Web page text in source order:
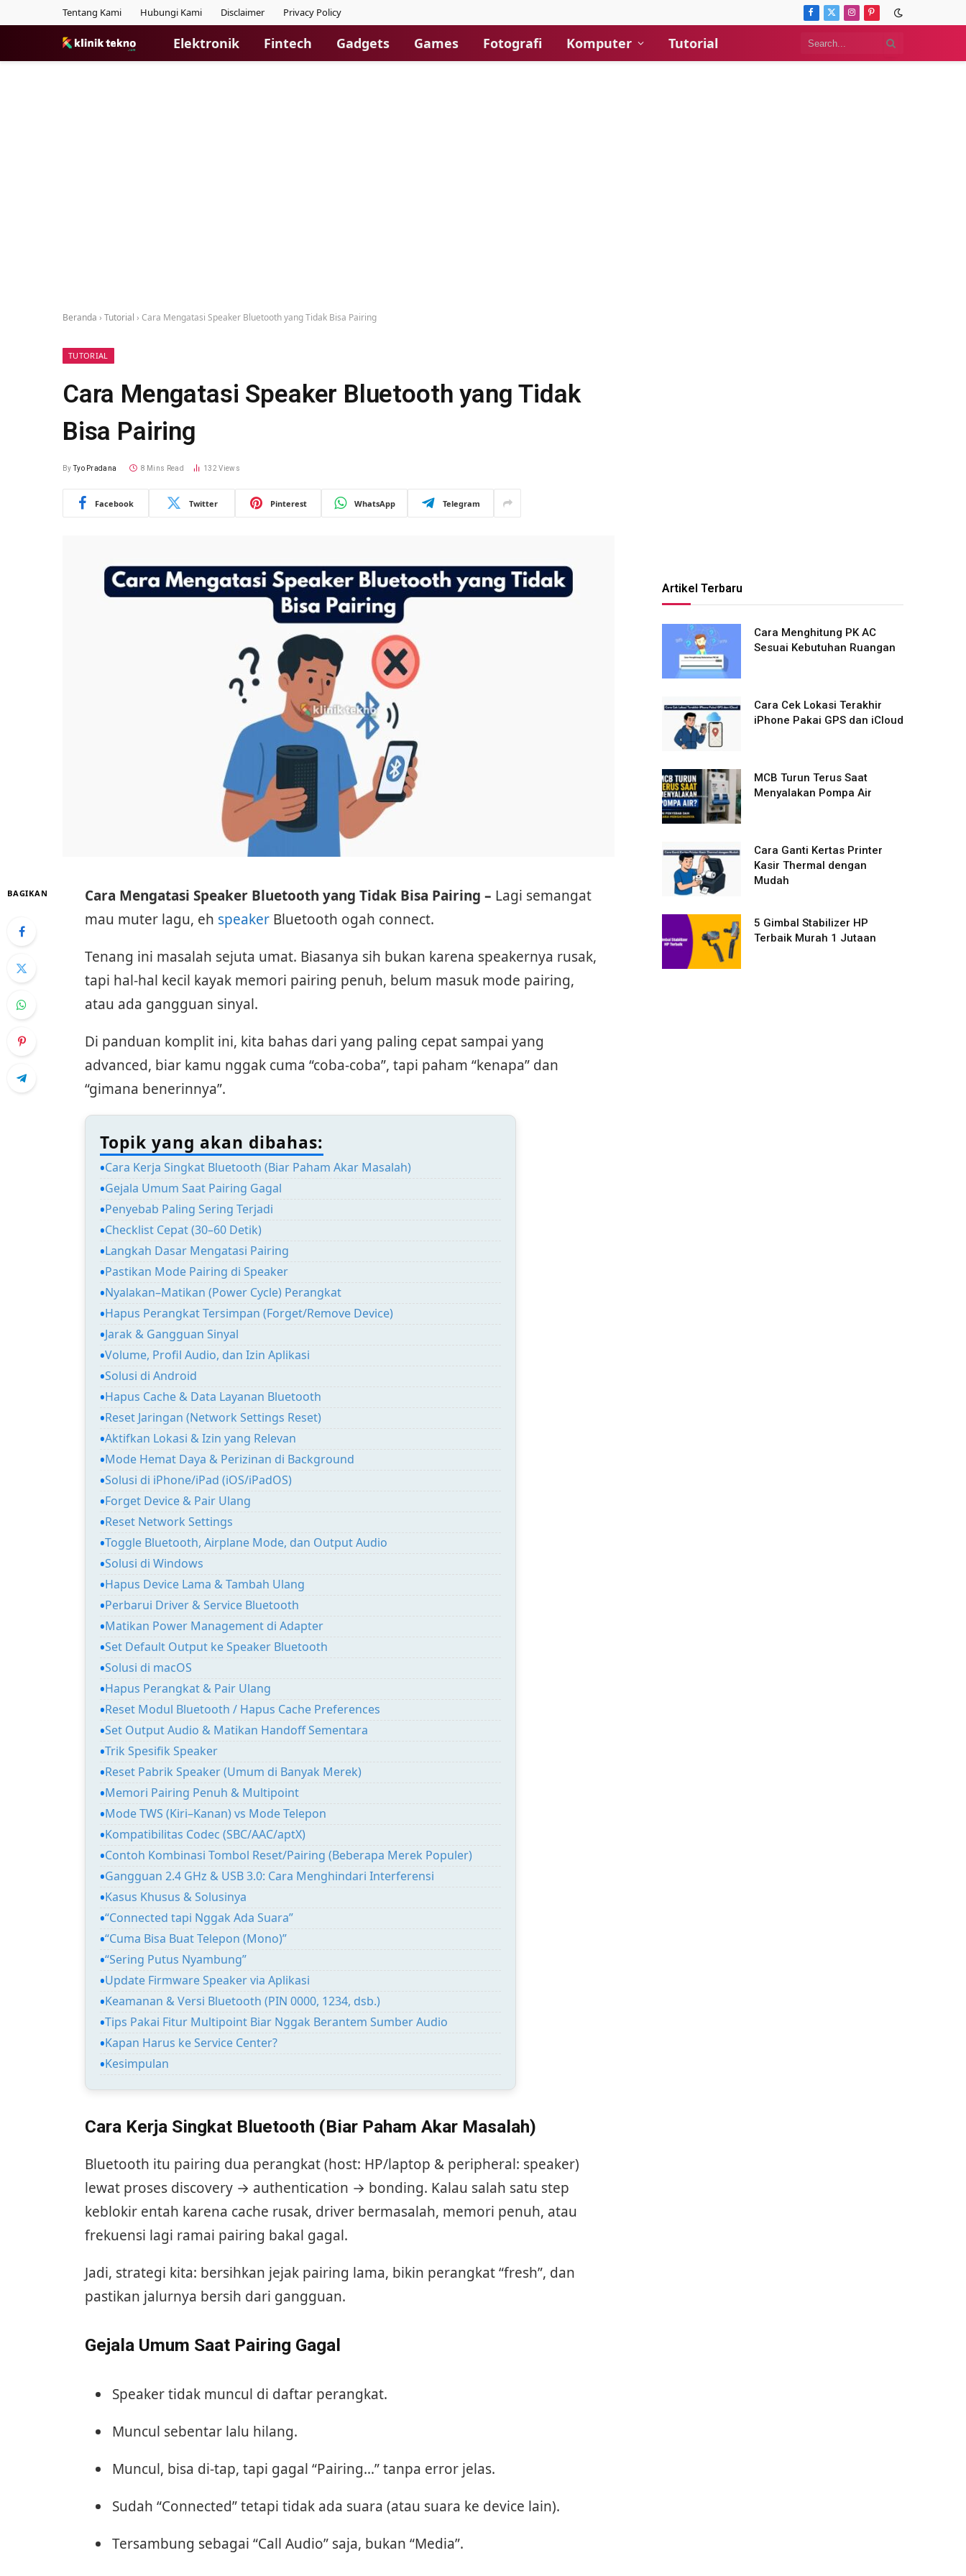
Tentang Kami Hubungi Kami Disclaimer Privacy Policy Facebook
X
Instagram
Pinterest
Elektronik Fintech Gadgets Games Fotografi Komputer Tutorial
Beranda › Tutorial › Cara Mengatasi Speaker Bluetooth yang Tidak Bisa Pairing
TUTORIAL
Cara Mengatasi Speaker Bluetooth yang Tidak
Bisa Pairing
By Tyo Pradana 8 Mins Read 132Views
Facebook Twitter Pinterest WhatsApp Telegram
BAGIKAN Cara Mengatasi Speaker Bluetooth yang Tidak Bisa Pairing – Lagi semangat
mau muter lagu, eh speakerBluetooth ogah connect.
Tenang ini masalah sejuta umat. Biasanya sih bukan karena speakernya rusak,
tapi hal-hal kecil kayak memori pairing penuh, belum masuk mode pairing,
atau ada gangguan sinyal.
Di panduan komplit ini, kita bahas dari yang paling cepat sampai yang
advanced, biar kamu nggak cuma “coba-coba”, tapi paham “kenapa” dan
“gimana benerinnya”.
Topik yang akan dibahas:
Cara Kerja Singkat Bluetooth (Biar Paham Akar Masalah)
Gejala Umum Saat Pairing Gagal
Penyebab Paling Sering Terjadi
Checklist Cepat (30–60 Detik)
Langkah Dasar Mengatasi Pairing
Pastikan Mode Pairing di Speaker
Nyalakan–Matikan (Power Cycle) Perangkat
Hapus Perangkat Tersimpan (Forget/Remove Device)
Jarak & Gangguan Sinyal
Volume, Profil Audio, dan Izin Aplikasi
Solusi di Android
Hapus Cache & Data Layanan Bluetooth
Reset Jaringan (Network Settings Reset)
Aktifkan Lokasi & Izin yang Relevan
Mode Hemat Daya & Perizinan di Background
Solusi di iPhone/iPad (iOS/iPadOS)
Forget Device & Pair Ulang
Reset Network Settings
Toggle Bluetooth, Airplane Mode, dan Output Audio
Solusi di Windows
Hapus Device Lama & Tambah Ulang
Perbarui Driver & Service Bluetooth
Matikan Power Management di Adapter
Set Default Output ke Speaker Bluetooth
Solusi di macOS
Hapus Perangkat & Pair Ulang
Reset Modul Bluetooth / Hapus Cache Preferences
Set Output Audio & Matikan Handoff Sementara
Trik Spesifik Speaker
Reset Pabrik Speaker (Umum di Banyak Merek)
Memori Pairing Penuh & Multipoint
Mode TWS (Kiri–Kanan) vs Mode Telepon
Kompatibilitas Codec (SBC/AAC/aptX)
Contoh Kombinasi Tombol Reset/Pairing (Beberapa Merek Populer)
Gangguan 2.4 GHz & USB 3.0: Cara Menghindari Interferensi
Kasus Khusus & Solusinya
“Connected tapi Nggak Ada Suara”
“Cuma Bisa Buat Telepon (Mono)”
“Sering Putus Nyambung”
Update Firmware Speaker via Aplikasi
Keamanan & Versi Bluetooth (PIN 0000, 1234, dsb.)
Tips Pakai Fitur Multipoint Biar Nggak Berantem Sumber Audio
Kapan Harus ke Service Center?
Kesimpulan
Cara Kerja Singkat Bluetooth (Biar Paham Akar Masalah)
Bluetooth itu pairing dua perangkat (host: HP/laptop & peripheral: speaker)
lewat proses discovery → authentication → bonding. Kalau salah satu step
keblokir entah karena cache rusak, driver bermasalah, memori penuh, atau
frekuensi lagi ramai pairing bakal gagal.
Jadi, strategi kita: bersihkan jejak pairing lama, bikin perangkat “fresh”, dan
pastikan jalurnya bersih dari gangguan.
Gejala Umum Saat Pairing Gagal
Speaker tidak muncul di daftar perangkat.
Muncul sebentar lalu hilang.
Muncul, bisa di-tap, tapi gagal “Pairing…” tanpa error jelas.
Sudah “Connected” tetapi tidak ada suara (atau suara ke device lain).
Tersambung sebagai “Call Audio” saja, bukan “Media”.
Artikel Terbaru
Cara Menghitung PK AC
Sesuai Kebutuhan Ruangan
Cara Cek Lokasi Terakhir
iPhone Pakai GPS dan iCloud
MCB Turun Terus Saat
Menyalakan Pompa Air
Cara Ganti Kertas Printer
Kasir Thermal dengan
Mudah
5 Gimbal Stabilizer HP
Terbaik Murah 1 Jutaan